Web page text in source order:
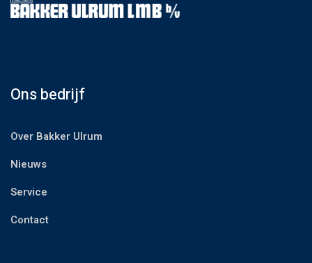
Ons bedrijf
Over Bakker Ulrum
Nieuws
Service
Contact